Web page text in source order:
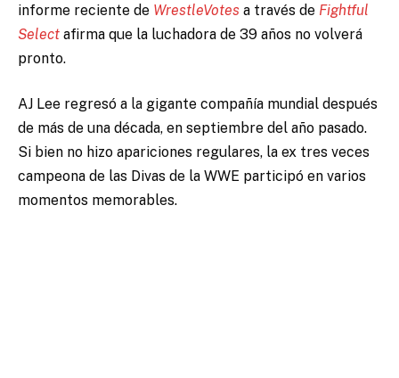
informe reciente de WrestleVotes a través de Fightful
Select afirma que la luchadora de 39 años no volverá
pronto.
AJ Lee regresó a la gigante compañía mundial después
de más de una década, en septiembre del año pasado.
Si bien no hizo apariciones regulares, la ex tres veces
campeona de las Divas de la WWE participó en varios
momentos memorables.